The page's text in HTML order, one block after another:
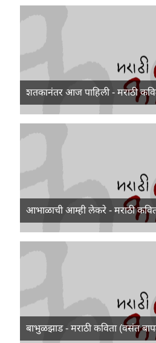
शतकानंतर आज पाहिली - मराठी
आभाळाची आम्ही लेकरे - मराठी
बाभुळझाड - मराठी कविता (वसंत